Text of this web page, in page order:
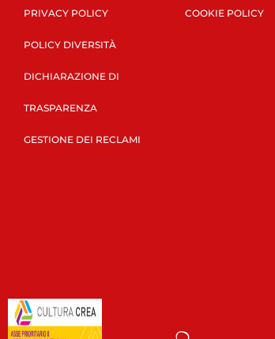
PRIVACY POLICY
POLICY DIVERSITÀ
DICHIARAZIONE DI
TRASPARENZA
GESTIONE DEI RECLAMI
COOKIE POLICY